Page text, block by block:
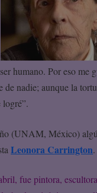
humano. Por eso me
de nadie; aunque la
(UNAM, México)
Leonora Carrington.
fue pintora,